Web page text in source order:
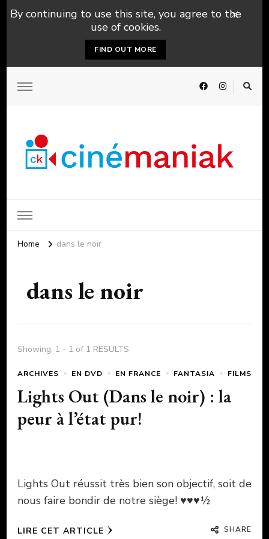
By continuing to use this site, you agree to the
use of cookies.
FIND OUT MORE
Home dans le noir
dans le noir
Showing: 1 - 1 of 1 RESULTS
ARCHIVES EN DVD EN FRANCE FANTASIA FILMS
Lights Out (Dans le noir) : la
peur à l’état pur!
Lights Out réussit très bien son objectif, soit de
nous faire bondir de notre siège! ♥♥♥½
LIRE CET ARTICLE SHARE